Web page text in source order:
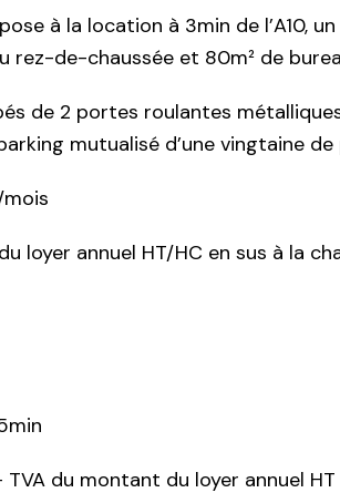
à la location à 3min de l’A10,
rez-de-chaussée et 80m² de
de 2 portes roulantes
mutualisé d’une vingtaine
mois
loyer annuel HT/HC en sus à la
TVA du montant du loyer annuel HT